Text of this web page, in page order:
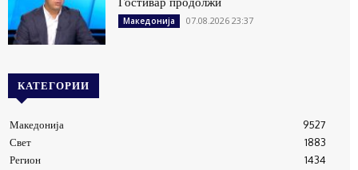
Македонија 07.08.2026 23:37
КАТЕГОРИИ
Македонија
9527
Свет
1883
Регион
1434